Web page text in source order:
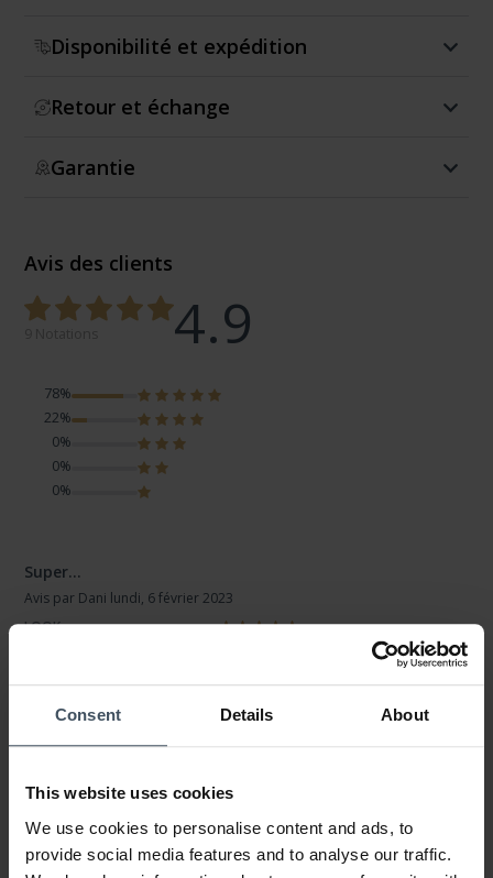
Consent Details About
This website uses cookies
We use cookies to personalise content and ads, to
provide social media features and to analyse our traffic.
Disponibilité et expédition
Retour et échange
Garantie
Avis des clients
4.9
78%
22%
0%
0%
0%
Super…
Avis par Dani lundi, 6 février 2023
LOOK
1 zu 1 wie auf dem Bild dargestellt .
AUX AVIS DES CLIENTS